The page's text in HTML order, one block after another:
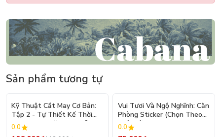
Sản phẩm tương tự
- 10%
Kỹ Thuật Cắt May Cơ Bản:
Tập 2 - Tự Thiết Kế Thời
Trang Nam Nữ - Tạo Mẫu
Rập - Kỹ Thuật Nhảy Size
0.0
Vui Tươi Và Ngộ Nghĩnh: Căn
Phòng Sticker (Chọn Theo
Chủ Đề) - Hơn 250 Sticker
0.0